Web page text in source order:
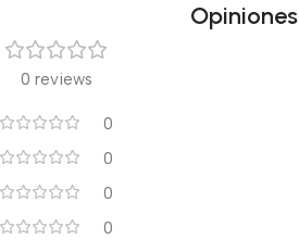
Opiniones
0 reviews
0
0
0
0